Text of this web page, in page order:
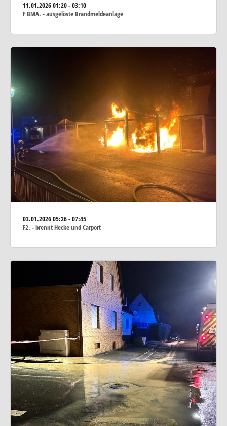
11.01.202601:20 - 03:10
F BMA. - ausgelöste Brandmeldeanlage
03.01.202605:26 - 07:45
F2. - brennt Hecke und Carport